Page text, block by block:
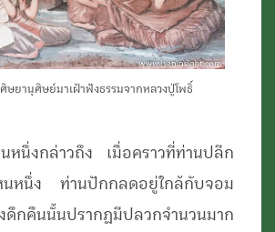
ยานุศิษย์มาเฝ้าฟังธรรมจากหลวงปู่โพธิ์
หนึ่งกล่าวถึง เมื่อคราวที่ท่านปลีก
นหนึ่ง ท่านปักกลดอยู่ใกล้กับจอม
ดึกคืนนั้นปรากฏมีปลวกจำนวนมาก